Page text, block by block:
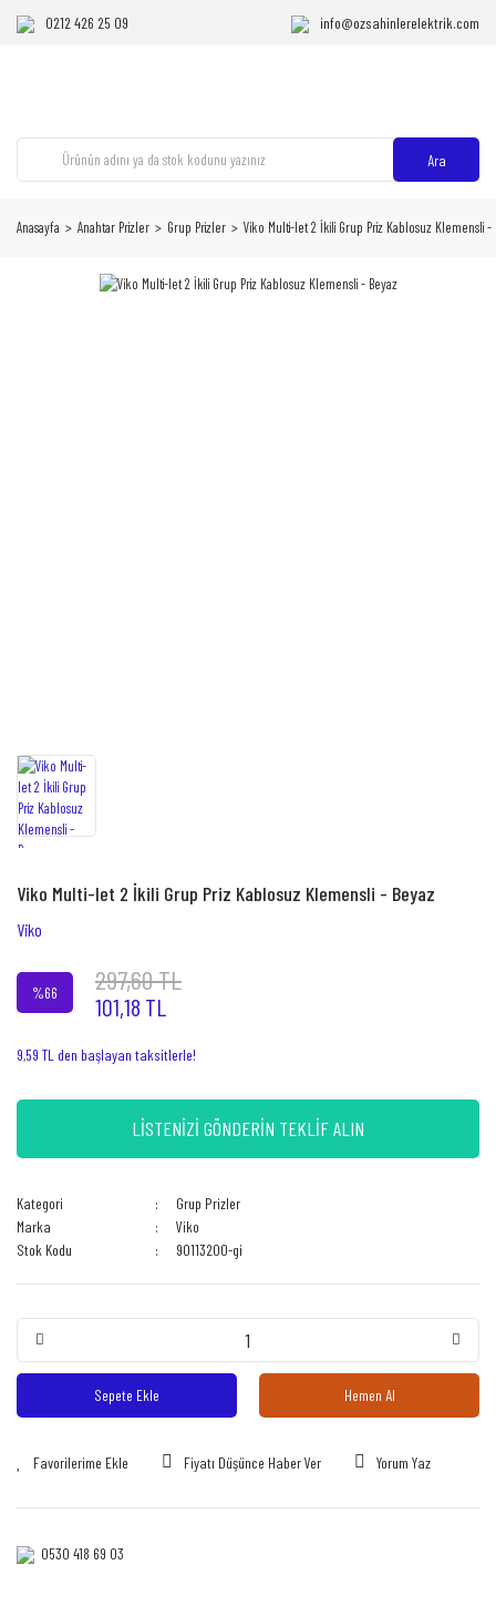
0212 426 25 09 info@ozsahinlerelektrik.com
Ara
Anasayfa Anahtar Prizler Grup Prizler Viko Multi-let 2 İkili Grup Priz Kablosuz Klemensli -
Viko Multi-let 2 İkili Grup Priz Kablosuz Klemensli - Beyaz
Viko
%66 297,60 TL
101,18 TL
9,59 TL den başlayan taksitlerle!
LİSTENİZİ GÖNDERİN TEKLİF ALIN
Kategori
Grup Prizler
Marka
Viko
Stok Kodu
90113200-gi
Sepete Ekle Hemen Al
Fiyatı Düşünce Haber Ver Yorum Yaz
0530 418 69 03‎‎